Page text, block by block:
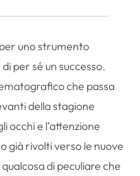
uno strumento
per sé un successo.
che passa
della stagione
occhi e l’attenzione
già rivolti verso le nuove
di peculiare che